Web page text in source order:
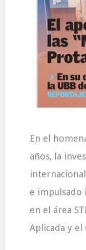
En el
años, la
e impulsado
en el área
Aplicada y el